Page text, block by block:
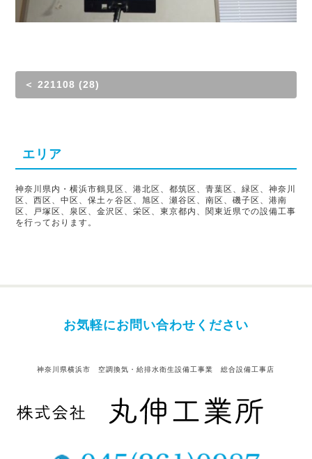
＜ 221108 (28)
エリア
神奈川県内・横浜市鶴見区、港北区、都筑区、青葉区、緑区、神奈川
区、西区、中区、保土ヶ谷区、旭区、瀬谷区、南区、磯子区、港南
区、戸塚区、泉区、金沢区、栄区、東京都内、関東近県での設備工事
を行っております。
お気軽にお問い合わせください
神奈川県横浜市 空調換気・給排水衛生設備工事業 総合設備工事店